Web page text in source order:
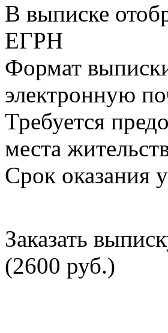
В выписке
ЕГРН
Формат
электронную
Требуется
места
Срок оказания
Заказать
(2600 руб.)